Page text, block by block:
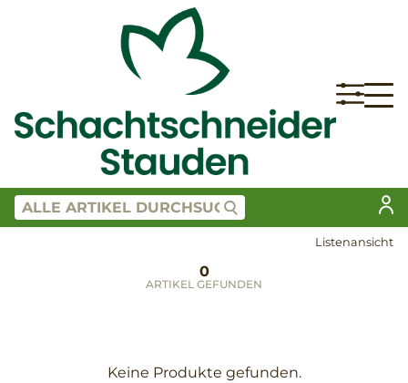
Listenansicht
0
ARTIKEL GEFUNDEN
Keine Produkte gefunden.